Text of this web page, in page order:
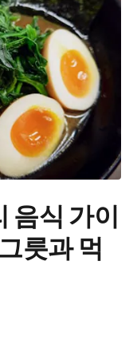
음식 가이
릇과 먹